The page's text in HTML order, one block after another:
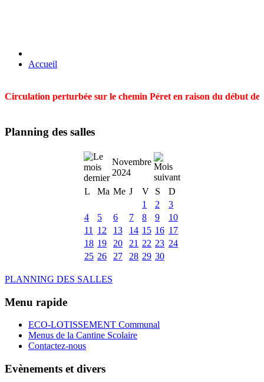
Accueil
Circulation perturbée sur le chemin Péret en raison du début
Planning des salles
Novembre
2024
L
Ma Me J V S
D
1
2
3
4
5 6 7 8 9
10
11
12 13 14 15 16 17
18 19 20 21 22 23 24
25 26 27 28 29 30
PLANNING DES SALLES
Menu rapide
ECO-LOTISSEMENT Communal
Menus de la Cantine Scolaire
Contactez-nous
Evènements et divers